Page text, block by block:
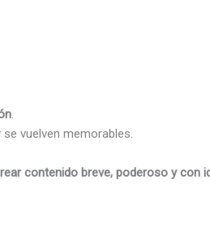
.
vuelven memorables.
contenido breve, poderoso y con